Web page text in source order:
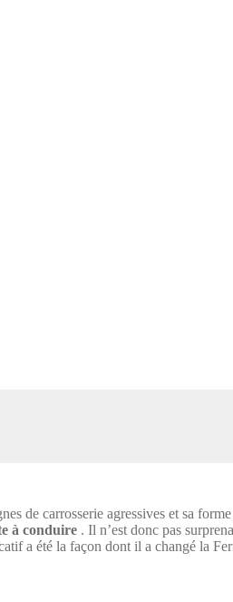
de carrosserie agressives et sa
à conduire . Il n’est donc pas
a été la façon dont il a changé la